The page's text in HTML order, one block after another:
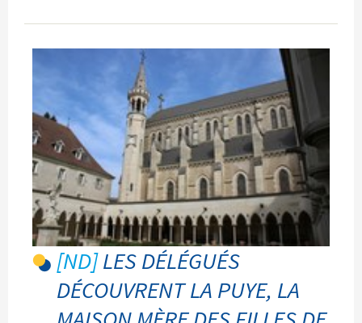
Notre-
!
-
LES DÉLÉGUÉS
DÉCOUVRENT LA PUYE, LA